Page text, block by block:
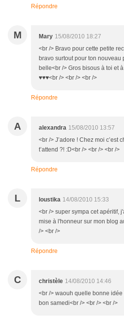
Répondre
M Mary 15/08/2010 18:27
<br /> Bravo pour cette petite
bravo surtout pour ton nouveau
belle<br /> Gros bisous à toi et
♥♥♥<br /> <br /> <br />
Répondre
A alexandra 15/08/2010 13:57
<br /> J’adore ! Chez moi c’est
t’attend ?! :D<br /> <br /> <br />
Répondre
L loustika 14/08/2010 15:33
<br /> super sympa cet apéritif,
mise à l'honneur sur mon blog
/> <br />
Répondre
C christèle 14/08/2010 14:46
<br /> waouh quelle bonne
bon samedi<br /> <br /> <br />